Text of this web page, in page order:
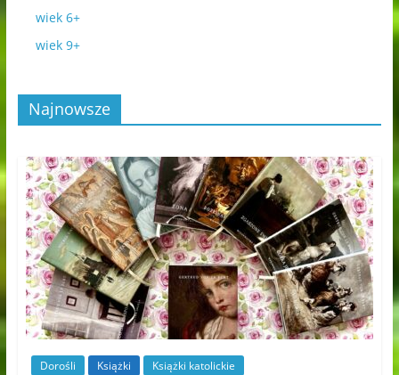
wiek 6+
wiek 9+
Najnowsze
Dorośli Książki Książki katolickie